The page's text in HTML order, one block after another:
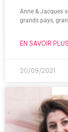
Anne & Jacques
grands pays,
EN SAVOIR
20/09/2021